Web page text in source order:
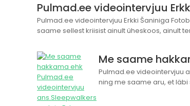
Pulmad.ee videointervjuu
Pulmad.ee videointervjuu Erkki Šaniniga
saame sellest kriisist ainult üheskoos, ainult
Me saame
Pulmad.ee videointervjuu
ning me saame aru, et läbi